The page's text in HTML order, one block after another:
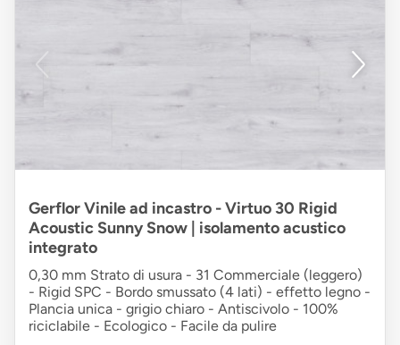
Gerflor Vinile ad incastro - Virtuo 30 Rigid
Acoustic Sunny Snow | isolamento acustico
integrato
0,30 mm Strato di usura - 31 Commerciale (leggero)
- Rigid SPC - Bordo smussato (4 lati) - effetto legno -
Plancia unica - grigio chiaro - Antiscivolo - 100%
riciclabile - Ecologico - Facile da pulire